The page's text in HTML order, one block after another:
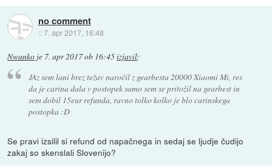
no comment
::7. apr 2017, 16:48
Nwanko je 7. apr 2017 ob 16:45izjavil:
JAz sem lani brez težav naročil z gearbesta 20000 Xiaomi Mi, res
da je carina dala v postopek samo sem se pritožil na gearbest in
sem dobil 15eur refunda, ravno tolko kolko je blo carinskega
postopka :D
Se pravi izsilil si refund od napačnega in sedaj se ljudje čudijo
zakaj so skenslali Slovenijo?